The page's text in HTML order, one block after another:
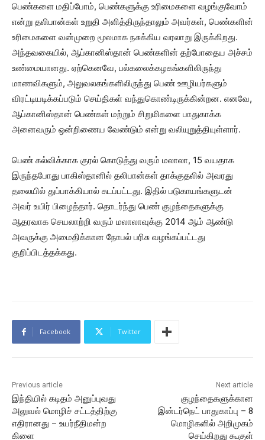
பெண்களை மதிப்போம், பெண்களுக்கு உரிமைகளை வழங்குவோம்
என்று தலிபான்கள் உறுதி அளித்திருந்தாலும் அவர்கள், பெண்களின்
உரிமைகளை வன்முறை மூலமாக நசுக்கிய வரலாறு இருக்கிறது.
அந்தவகையில், ஆப்கானிஸ்தான் பெண்களின் தற்போதைய அச்சம்
உண்மையானது. ஏற்கெனவே, பல்கலைக்கழகங்களிலிருந்து
மாணவிகளும், அலுவலகங்களிலிருந்து பெண் ஊழியர்களும்
விரட்டியடிக்கப்படும் செய்திகள் வந்துகொண்டிருக்கின்றன. எனவே,
ஆப்கானிஸ்தான் பெண்கள் மற்றும் சிறுமிகளை பாதுகாக்க
அனைவரும் ஒன்றிணைய வேண்டும் என்று வலியுறுத்தியுள்ளார்.
பெண் கல்விக்காக குரல் கொடுத்து வரும் மலாலா, 15 வயதாக
இருந்தபோது பாகிஸ்தானில் தலிபான்கள் தாக்குதலில் அவரது
தலையில் துப்பாக்கியால் சுடப்பட்டது. இதில் படுகாயங்களுடன்
அவர் உயிர் பிழைத்தார். தொடர்ந்து பெண் குழந்தைகளுக்கு
ஆதரவாக செயலாற்றி வரும் மலாலாவுக்கு 2014 ஆம் ஆண்டு
அவருக்கு அமைதிக்கான நோபல் பரிசு வழங்கப்பட்டது
குறிப்பிடத்தக்கது.
Facebook Twitter
Previous article
இந்தியில் கடிதம் அனுப்புவது
அலுவல் மொழிச் சட்டத்திற்கு
எதிரானது – உயர்நீதிமன்ற
கிளை
Next article
குழந்தைகளுக்கான
இன்டர்நெட் பாதுகாப்பு – 8
மொழிகளில் அறிமுகம்
செய்கிறது கூகுள்